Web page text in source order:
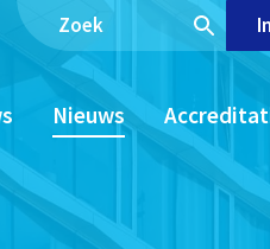
Nieuws